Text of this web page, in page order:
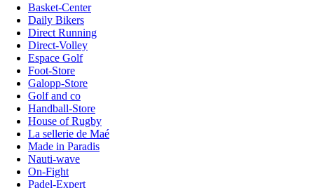
Basket-Center
Daily Bikers
Direct Running
Direct-Volley
Espace Golf
Foot-Store
Galopp-Store
Golf and co
Handball-Store
House of Rugby
La sellerie de Maé
Made in Paradis
Nauti-wave
On-Fight
Padel-Expert